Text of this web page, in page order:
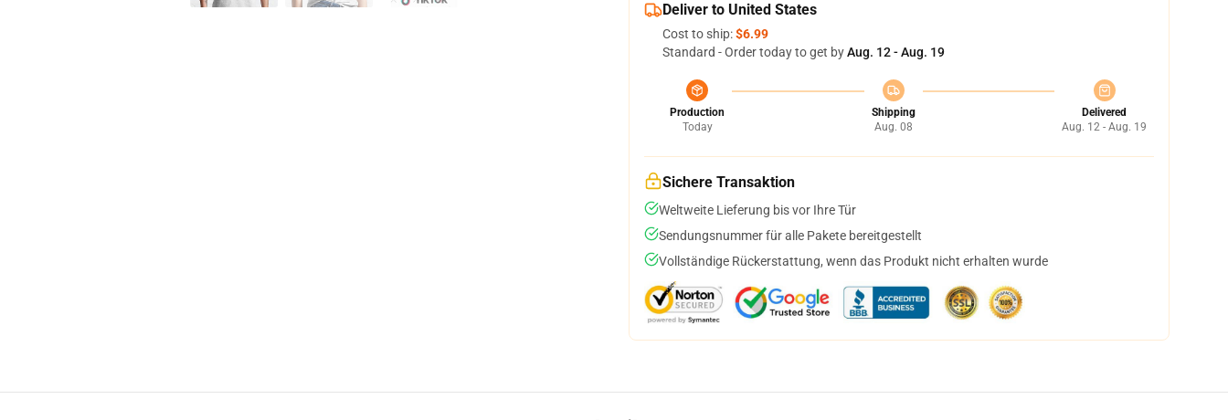
Deliver to United States
Cost to ship:$6.99
Standard - Order today to get byAug. 12 - Aug. 19
Production
Today
Shipping
Aug. 08
Delivered
Aug. 12 - Aug. 19
Sichere Transaktion
Weltweite Lieferung bis vor Ihre Tür
Sendungsnummer für alle Pakete bereitgestellt
Vollständige Rückerstattung, wenn das Produkt nicht erhalten wurde